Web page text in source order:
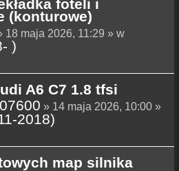
foteli i
(konturowe)
18 maja 2026, 11:29 » w
)
A6 C7 1.8 tfsi
» 14 maja 2026, 10:00 »
2018)
map silnika